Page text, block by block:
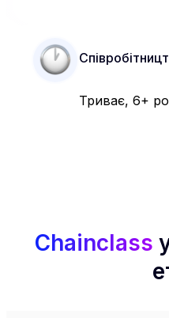
Триває, 6+
Chainclass